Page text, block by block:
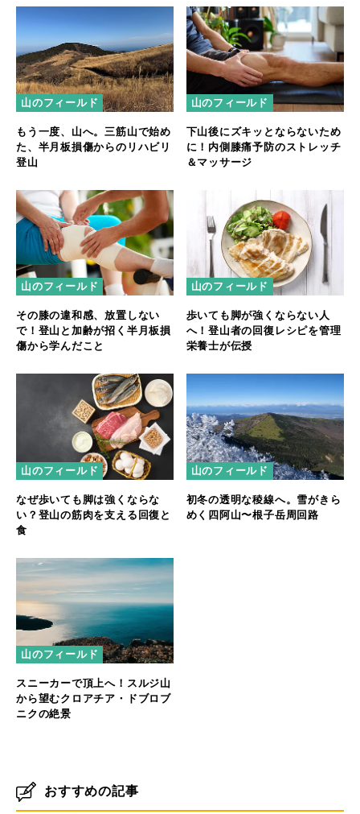
山のフィールド
もう一度、山へ。三筋山で始め
た、半月板損傷からのリハビリ
登山
山のフィールド
下山後にズキッとならないため
に！内側膝痛予防のストレッチ
＆マッサージ
山のフィールド
その膝の違和感、放置しない
で！登山と加齢が招く半月板損
傷から学んだこと
山のフィールド
歩いても脚が強くならない人
へ！登山者の回復レシピを管理
栄養士が伝授
山のフィールド
なぜ歩いても脚は強くならな
い？登山の筋肉を支える回復と
食
山のフィールド
初冬の透明な稜線へ。雪がきら
めく四阿山〜根子岳周回路
山のフィールド
スニーカーで頂上へ！スルジ山
から望むクロアチア・ドブロブ
ニクの絶景
おすすめの記事